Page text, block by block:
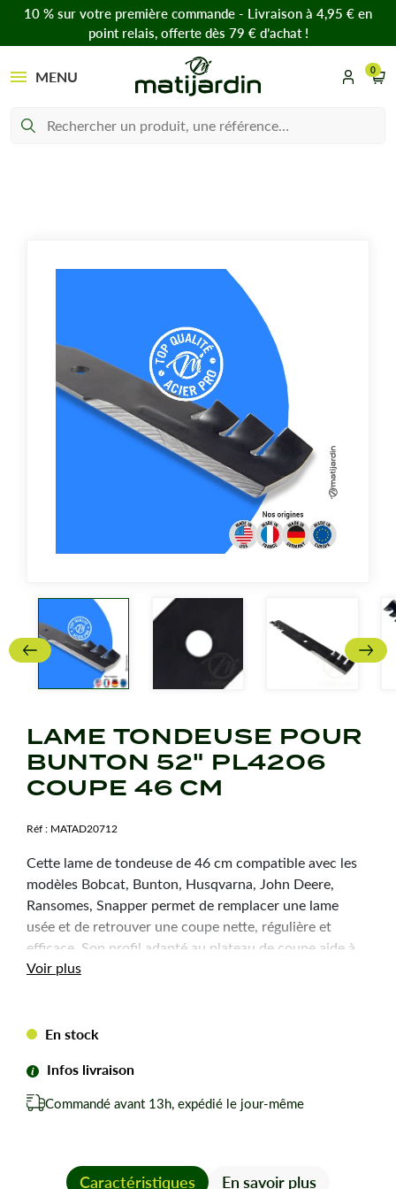
10 % sur votre première commande - Livraison à 4,95 € en
point relais, offerte dès 79 € d’achat !
MENU 0
LAME TONDEUSE POUR
BUNTON 52" PL4206
COUPE 46 CM
Réf : MATAD20712
Cette lame de tondeuse de 46 cm compatible avec les
modèles Bobcat, Bunton, Husqvarna, John Deere,
Ransomes, Snapper permet de remplacer une lame
usée et de retrouver une coupe nette, régulière et
efficace. Son profil adapté au plateau de coupe aide à
préserver les performances de la machine et la qualité
Caractéristiques
techniques
Type de lame :broyeuse
Epaisseur :5,2 mm
Voir plus
En stock
Infos livraison
Commandé avant 13h, expédié le jour-même
Caractéristiques
En savoir plus